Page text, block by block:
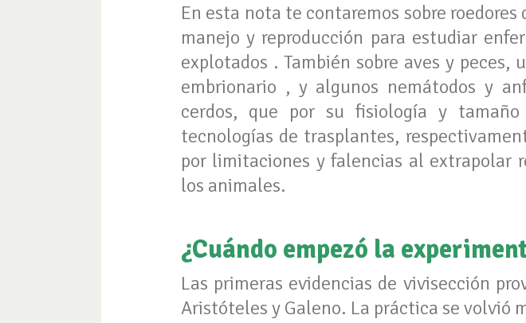
En esta nota te contaremos sobre
manejo y reproducción para estudiar
explotados . También sobre aves y
embrionario , y algunos nemátodos y
cerdos, que por su fisiología y
tecnologías de trasplantes,
por limitaciones y falencias al extrapolar
los animales.
¿Cuándo empezó la
Las primeras evidencias de vivisección
Aristóteles y Galeno. La práctica se volvió